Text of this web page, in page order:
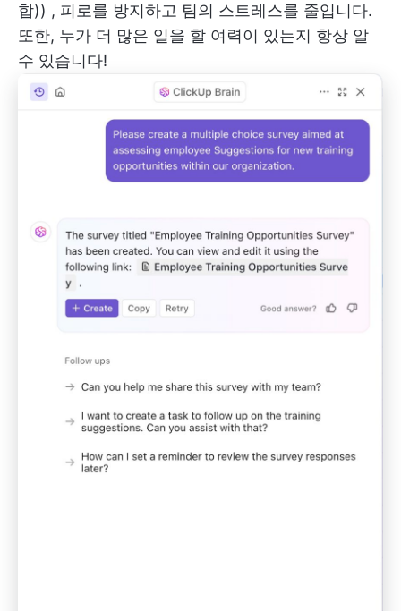
합)) , 피로를 방지하고 팀의 스트레스를 줄입니다.
또한, 누가 더 많은 일을 할 여력이 있는지 항상 알
수 있습니다!